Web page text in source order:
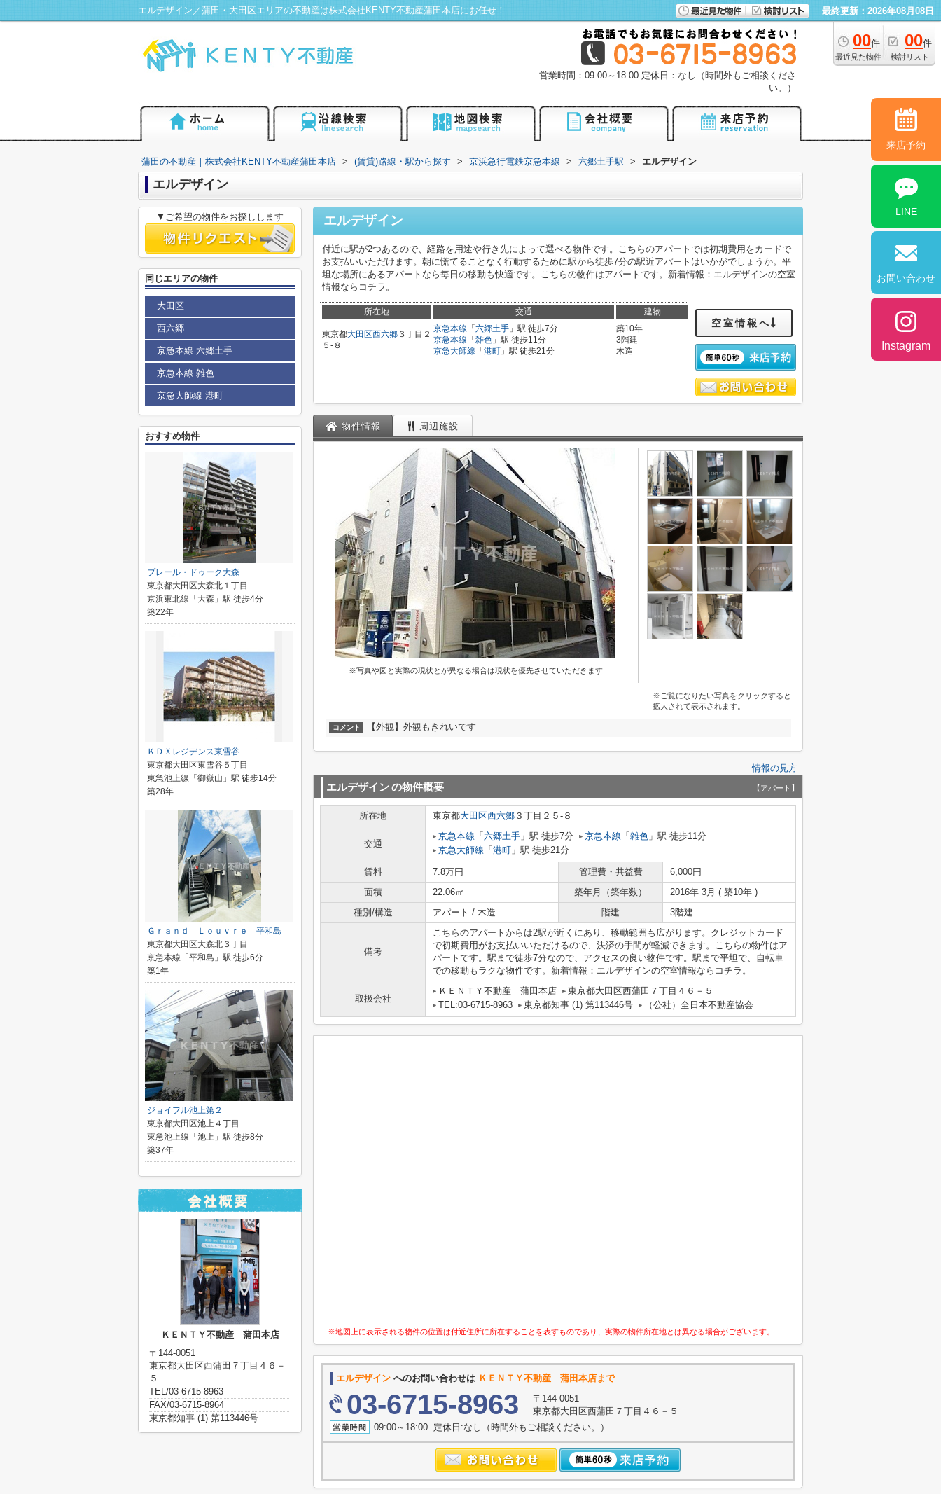
エルデザイン／蒲田・大田区エリアの不動産は株式会社KENTY不動産蒲田本店にお任せ！ 最終更新：2026年08月08日
00件
最近見た物件
00件
検討リスト
営業時間：09:00～18:00 定休日：なし（時間外もご相談くださ
い。）
蒲田の不動産｜株式会社KENTY不動産蒲田本店 > (賃貸)路線・駅から探す > 京浜急行電鉄京急本線 > 六郷土手駅 > エルデザイン
エルデザイン
エルデザイン
付近に駅が2つあるので、経路を用途や行き先によって選べる物件です。こちらのアパートでは初期費用をカードで
お支払いいただけます。朝に慌てることなく行動するために駅から徒歩7分の駅近アパートはいかがでしょうか。平
坦な場所にあるアパートなら毎日の移動も快適です。こちらの物件はアパートです。新着情報：エルデザインの空室
情報ならコチラ。
所在地 交通 建物
東京都大田区西六郷 ３丁目２
５-８
京急本線 「 六郷土手 」駅 徒歩7分
京急本線 「 雑色 」駅 徒歩11分
京急大師線 「 港町 」駅 徒歩21分
築10年
3階建
木造
空室情報へ
物件情報 周辺施設
※写真や図と実際の現状とが異なる場合は現状を優先させていただきます
※ご覧になりたい写真をクリックすると
拡大されて表示されます。
コメント 【外観】外観もきれいです
情報の見方
エルデザインの物件概要 【アパート】
所在地 東京都大田区西六郷 ３丁目２５-８
交通
京急本線 「 六郷土手 」駅 徒歩7分 京急本線 「 雑色 」駅 徒歩11分
京急大師線 「 港町 」駅 徒歩21分
賃料 7.8万円 管理費・共益費
6,000円
面積
22.06㎡ 築年月（築年数）
2016年 3月 ( 築10年 )
種別/構造
アパート / 木造 階建 3階建
備考
こちらのアパートからは2駅が近くにあり、移動範囲も広がります。クレジットカード
で初期費用がお支払いいただけるので、決済の手間が軽減できます。こちらの物件はア
パートです。駅まで徒歩7分なので、アクセスの良い物件です。駅まで平坦で、自転車
での移動もラクな物件です。新着情報：エルデザインの空室情報ならコチラ。
取扱会社
ＫＥＮＴＹ不動産 蒲田本店
東京都大田区西蒲田７丁目４６－５
TEL:03-6715-8963
東京都知事 (1) 第113446号 （公社）全日本不動産協会
※地図上に表示される物件の位置は付近住所に所在することを表すものであり、実際の物件所在地とは異なる場合がございます。
エルデザイン へのお問い合わせは ＫＥＮＴＹ不動産 蒲田本店まで
03-6715-8963
〒144-0051
東京都大田区西蒲田７丁目４６－５
09:00～18:00 定休日:なし（時間外もご相談ください。）
▼ご希望の物件をお探しします
同じエリアの物件
大田区
西六郷
京急本線 六郷土手
京急本線 雑色
京急大師線 港町
おすすめ物件
プレール・ドゥーク大森
東京都大田区大森北１丁目
京浜東北線「大森」駅 徒歩4分
築22年
ＫＤＸレジデンス東雪谷
東京都大田区東雪谷５丁目
東急池上線「御嶽山」駅 徒歩14分
築28年
Ｇｒａｎｄ Ｌｏｕｖｒｅ 平和島
東京都大田区大森北３丁目
京急本線「平和島」駅 徒歩6分
築1年
ジョイフル池上第２
東京都大田区池上４丁目
東急池上線「池上」駅 徒歩8分
築37年
ＫＥＮＴＹ不動産 蒲田本店
〒144-0051
東京都大田区西蒲田７丁目４６－
５
TEL/03-6715-8963
FAX/03-6715-8964
東京都知事 (1) 第113446号
来店予約
LINE
お問い合わせ
Instagram